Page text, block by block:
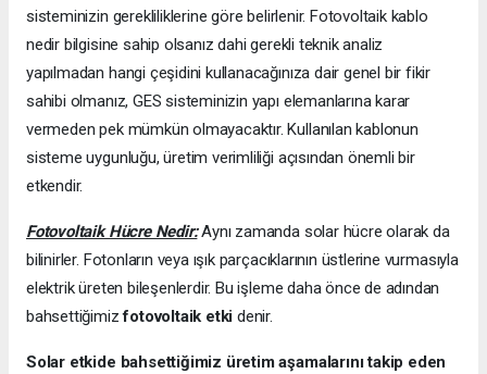
sisteminizin gerekliliklerine göre belirlenir. Fotovoltaik kablo
nedir bilgisine sahip olsanız dahi gerekli teknik analiz
yapılmadan hangi çeşidini kullanacağınıza dair genel bir fikir
sahibi olmanız, GES sisteminizin yapı elemanlarına karar
vermeden pek mümkün olmayacaktır. Kullanılan kablonun
sisteme uygunluğu, üretim verimliliği açısından önemli bir
etkendir.
Fotovoltaik Hücre Nedir:Aynı zamanda solar hücre olarak da
bilinirler. Fotonların veya ışık parçacıklarının üstlerine vurmasıyla
elektrik üreten bileşenlerdir. Bu işleme daha önce de adından
bahsettiğimizfotovoltaik etkidenir.
Solar etkide bahsettiğimiz üretim aşamalarını takip eden